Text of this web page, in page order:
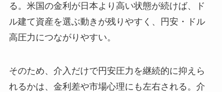
る。米国の金利が日本より高い状態が続けば、ド
ル建て資産を選ぶ動きが残りやすく、円安・ドル
高圧力につながりやすい。
そのため、介入だけで円安圧力を継続的に抑えら
れるかは、金利差や市場心理にも左右される。介